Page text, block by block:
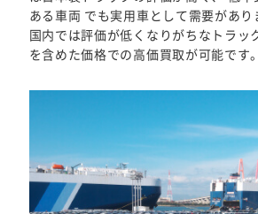
ある車両 でも実用車として需要があり
国内では評価が低くなりがちなトラッ
を含めた価格での高価買取が可能です。